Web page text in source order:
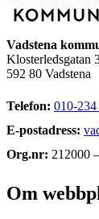
Vadstena
Klosterledsgatan
592 80 Vadstena
Telefon: 010-
E-postadress:
Org.nr: 212000
Om